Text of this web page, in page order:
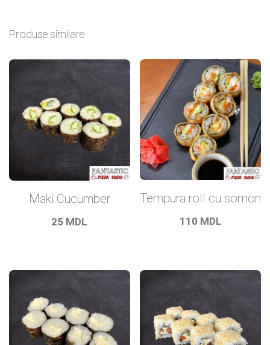
Produse similare
Maki Cucumber
25 MDL
Tempura roll cu somon
110 MDL